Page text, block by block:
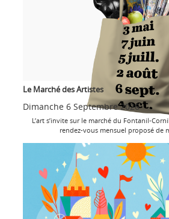
Le Marché des Artistes
Dimanche 6 Septembre 2026
L’art s’invite sur le marché du Fontanil-
rendez-vous mensuel proposé de